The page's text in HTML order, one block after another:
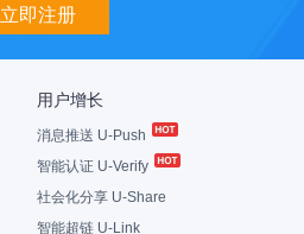
立即注册
用户增长
消息推送 U-Push
智能认证 U-Verify
社会化分享 U-Share
智能超链 U-Link